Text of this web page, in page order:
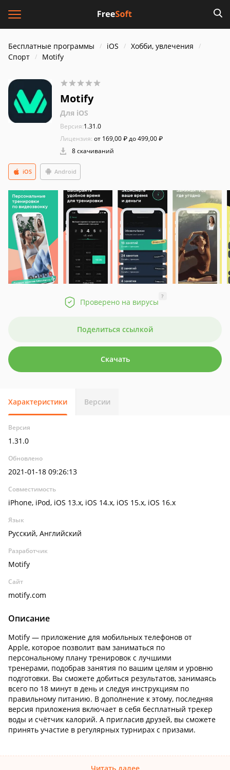
Бесплатные программы iOS
Хобби, увлечения
Спорт
Motify
Motify
Для iOS
Версия:1.31.0
Лицензия: от 169,00 ₽ до 499,00 ₽
8 скачиваний
Android
iOS
Проверено на вирусы
?
Поделиться ссылкой
Скачать
Характеристики Версии
Версия
1.31.0
Обновлено
2021-01-18 09:26:13
Совместимость
iPhone, iPod, iOS 13.x, iOS 14.x, iOS 15.x, iOS 16.x
Язык
Русский, Английский
Разработчик
Motify
Сайт
motify.com
Описание
Motify — приложение для мобильных телефонов от
Apple, которое позволит вам заниматься по
персональному плану тренировок с лучшими
тренерами, подобрав занятия по вашим целям и уровню
подготовки. Вы сможете добиться результатов, занимаясь
всего по 18 минут в день и следуя инструкциям по
правильному питанию. В дополнение к этому, последняя
версия приложения включает в себя бесплатный трекер
воды и счётчик калорий. А пригласив друзей, вы сможете
принять участие в регулярных турнирах с призами.